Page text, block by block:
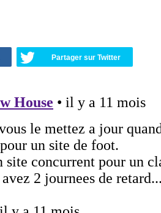
Partager sur Twitter